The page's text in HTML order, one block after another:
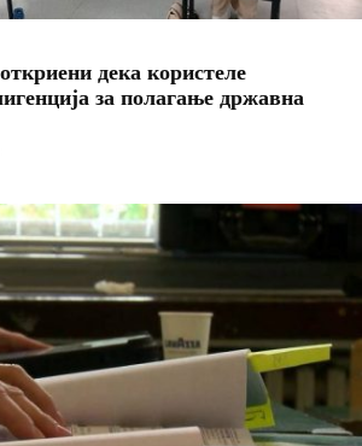
дека користеле
за полагање државна